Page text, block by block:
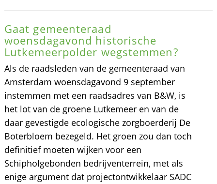
Gaat gemeenteraad
woensdagavond historische
Lutkemeerpolder wegstemmen?
Als de raadsleden van de gemeenteraad van
Amsterdam woensdagavond 9 september
instemmen met een raadsadres van B&W, is
het lot van de groene Lutkemeer en van de
daar gevestigde ecologische zorgboerderij De
Boterbloem bezegeld. Het groen zou dan toch
definitief moeten wijken voor een
Schipholgebonden bedrijventerrein, met als
enige argument dat projectontwikkelaar SADC